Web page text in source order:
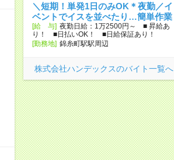
＼短期！単発1日のみOK＊夜勤／イ
ベントでイスを並べたり…簡単作業
[給 与] 夜勤日給：1万2500円～ ■ 昇給あ
り！ ■日払いOK！ ■日給保証あり！
[勤務地] 錦糸町駅駅周辺
株式会社ハンデックスのバイト一覧へ